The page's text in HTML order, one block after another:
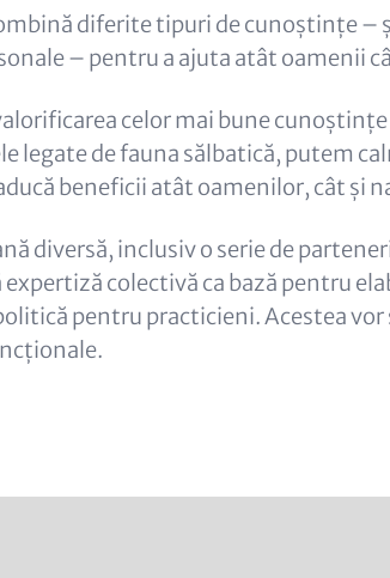
diferite tipuri de cunoștințe
– pentru a ajuta atât oamenii
celor mai bune
legate de fauna sălbatică, putem
beneficii atât oamenilor, cât și
diversă, inclusiv o serie de
colectivă ca bază pentru
pentru practicieni. Acestea